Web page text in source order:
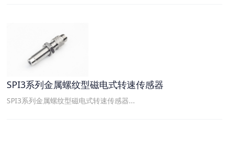
SPI3系列金属螺纹型磁电式转速传感器
SPI3系列金属螺纹型磁电式转速传感器...